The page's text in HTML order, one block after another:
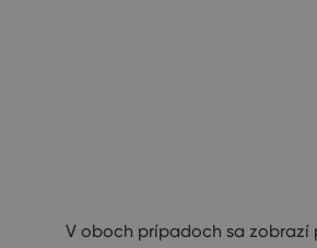
V oboch prípadoch sa zobrazí